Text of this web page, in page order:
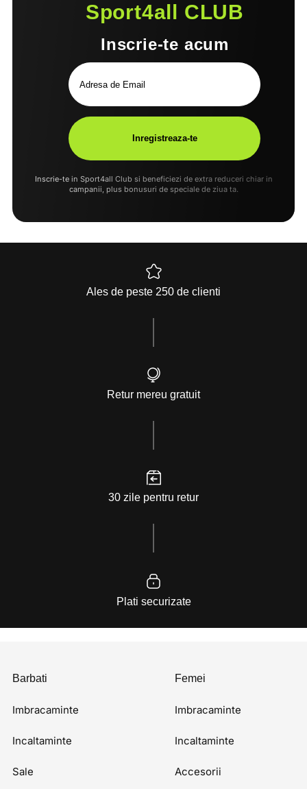
Sport4all CLUB
Inscrie-te acum
Inscrie-te in Sport4all Club si beneficiezi de extra reduceri chiar in
campanii, plus bonusuri de speciale de ziua ta.
Ales de peste 250 de clienti
Retur mereu gratuit
30 zile pentru retur
Plati securizate
Barbati
Imbracaminte
Incaltaminte
Sale
Femei
Imbracaminte
Incaltaminte
Accesorii